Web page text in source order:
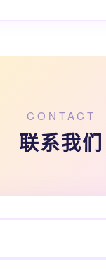
CONTACT
联系我们